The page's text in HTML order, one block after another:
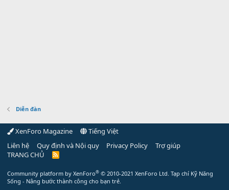
Diễn đàn
XenForo Magazine
Tiếng Việt
Liên hệ
Quy định và Nội quy Privacy Policy
Trợ giúp
TRANG CHỦ
R
Community platform by XenForo® © 2010-2021 XenForo Ltd. Tạp chí Kỹ Năng
Sống - Nâng bước thành công cho bạn trẻ.